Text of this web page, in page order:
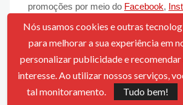
promoções por meio do Facebook,
enfim, das redes sociais da Vult
Total de Cupons 1
Melhor Desconto 65% OFF
Código
Nós usamos cookies e outras
para melhorar a sua experiência em
personalizar publicidade e recomendar
interesse. Ao utilizar nossos serviços,
tal monitoramento.
Tudo bem!